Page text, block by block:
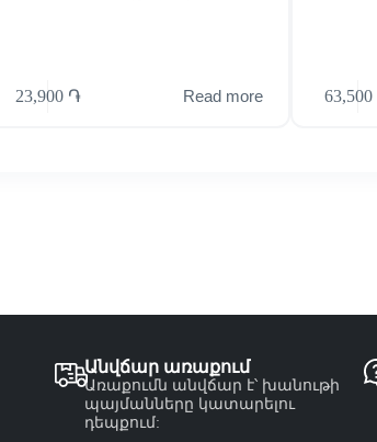
23,900 ֏ Read more 63,500
Անվճար առաքում
Առաքումն անվճար է՝ խանութի
պայմանները կատարելու
դեպքում: